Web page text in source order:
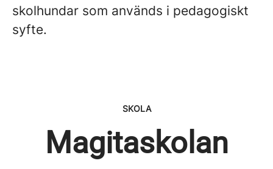
skolhundar som används i pedagogiskt
syfte.
SKOLA
Magitaskolan